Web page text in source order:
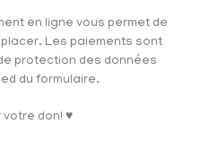
en ligne vous permet de
Les paiements sont
protection des données
du formulaire.
votre don! ♥